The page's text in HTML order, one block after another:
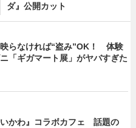
ダ』公開カット
らなければ“盗み”OK！ 体験
「ギガマート展」がヤバすぎた
いかわ』コラボカフェ 話題の